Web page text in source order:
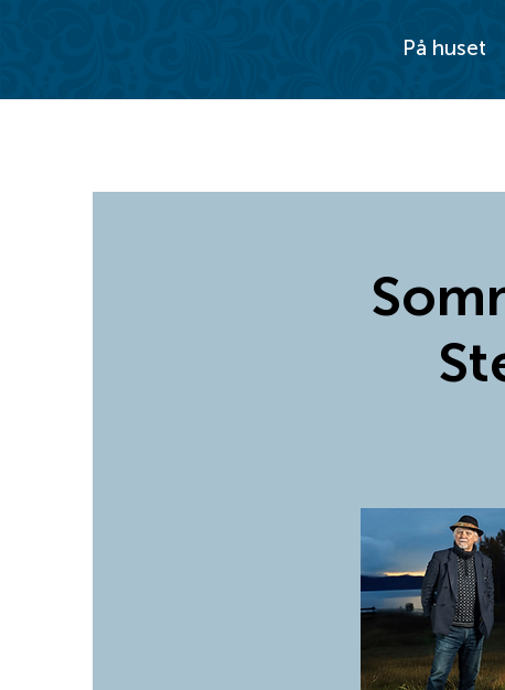
På huset